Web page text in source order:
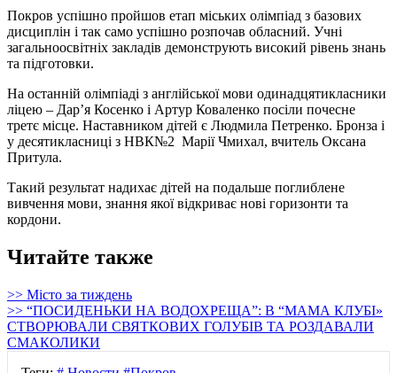
Покров успішно пройшов етап міських олімпіад з базових
дисциплін і так само успішно розпочав обласний. Учні
загальноосвітніх закладів демонструють високий рівень знань
та підготовки.
На останній олімпіаді з англійської мови одинадцятикласники
ліцею – Дар’я Косенко і Артур Коваленко посіли почесне
третє місце. Наставником дітей є Людмила Петренко. Бронза і
у десятикласниці з НВК№2 Марії Чмихал, вчитель Оксана
Притула.
Такий результат надихає дітей на подальше поглиблене
вивчення мови, знання якої відкриває нові горизонти та
кордони.
Читайте также
>> Місто за тиждень
>> “ПОСИДЕНЬКИ НА ВОДОХРЕЩА”: В “МАМА КЛУБІ»
СТВОРЮВАЛИ СВЯТКОВИХ ГОЛУБІВ ТА РОЗДАВАЛИ
СМАКОЛИКИ